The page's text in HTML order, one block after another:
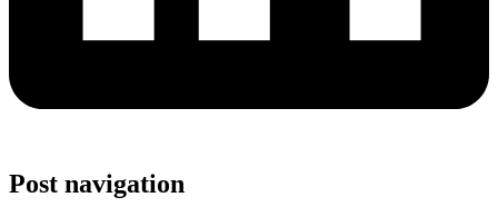
Post navigation